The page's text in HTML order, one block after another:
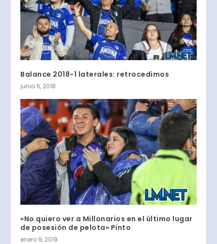
Balance 2018-1 laterales: retrocedimos
junio 6, 2018
«No quiero ver a Millonarios en el último lugar
de posesión de pelota» Pinto
enero 9, 2019